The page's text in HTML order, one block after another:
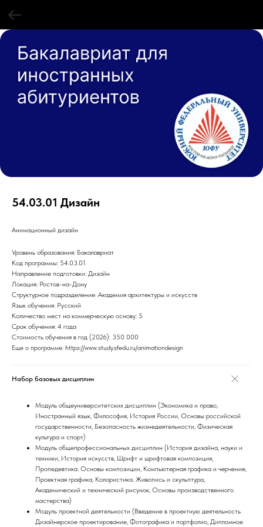
54.03.01 Дизайн
Анимационный дизайн
Уровень образования: Бакалавриат
Код программы: 54.03.01
Направление подготовки: Дизайн
Локация: Ростов-на-Дону
Структурное подразделение: Академия архитектуры и искусств
Язык обучения: Русский
Количество мест на коммерческую основу: 5
Срок обучения: 4 года
Стоимость обучения в год (2026): 350 000
Еще о программе: https://www.study.sfedu.ru/animationdesign
Набор базовых дисциплин
Модуль общеуниверситетских дисциплин (Экономика и право,
Иностранный язык, Философия, История России, Основы российской
государственности, Безопасность жизнедеятельности, Физическая
культура и спорт)
Модуль общепрофессиональных дисциплин (История дизайна, науки и
техники, История искусств, Шрифт и шрифтовая композиция,
Пропедевтика. Основы композиции, Компьютерная графика и черчение,
Проектная графика, Колористика. Живопись и скульптура,
Академический и технический рисунок, Основы производственного
мастерства)
Модуль проектной деятельности (Введение в проектную деятельность
Дизайнерское проектирование, Фотографика и портфолио, Дипломное